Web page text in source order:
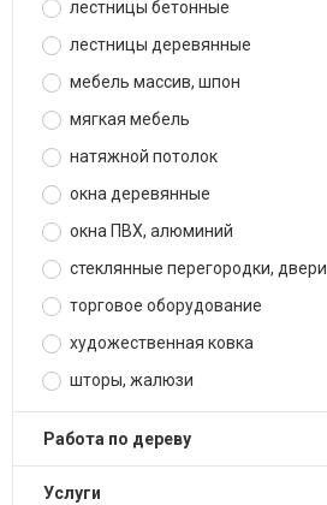
лестницы бетонные
лестницы деревянные
мебель массив, шпон
мягкая мебель
натяжной потолок
окна деревянные
окна ПВХ, алюминий
стеклянные перегородки, двери
торговое оборудование
художественная ковка
шторы, жалюзи
работа по дереву
услуги